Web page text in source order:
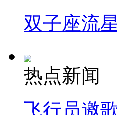
双子座流
热点新闻
飞行员邀